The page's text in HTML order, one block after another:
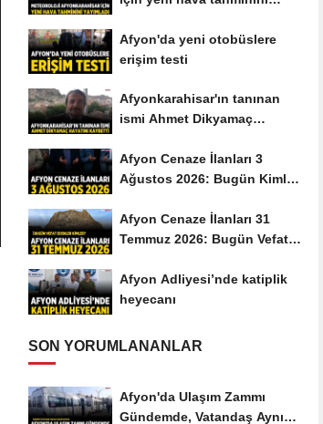
Afyon'da yeni otobüslere
erişim testi
Afyonkarahisar'ın tanınan
ismi Ahmet Dikyamaç
Afyon Cenaze İlanları 3
Ağustos 2026: Bugün Kimler
Afyon Cenaze İlanları 31
Temmuz 2026: Bugün Vefat
Afyon Adliyesi’nde katiplik
heyecanı
SON YORUMLANANLAR
Afyon'da Ulaşım Zammı
Gündemde, Vatandaş Aynı